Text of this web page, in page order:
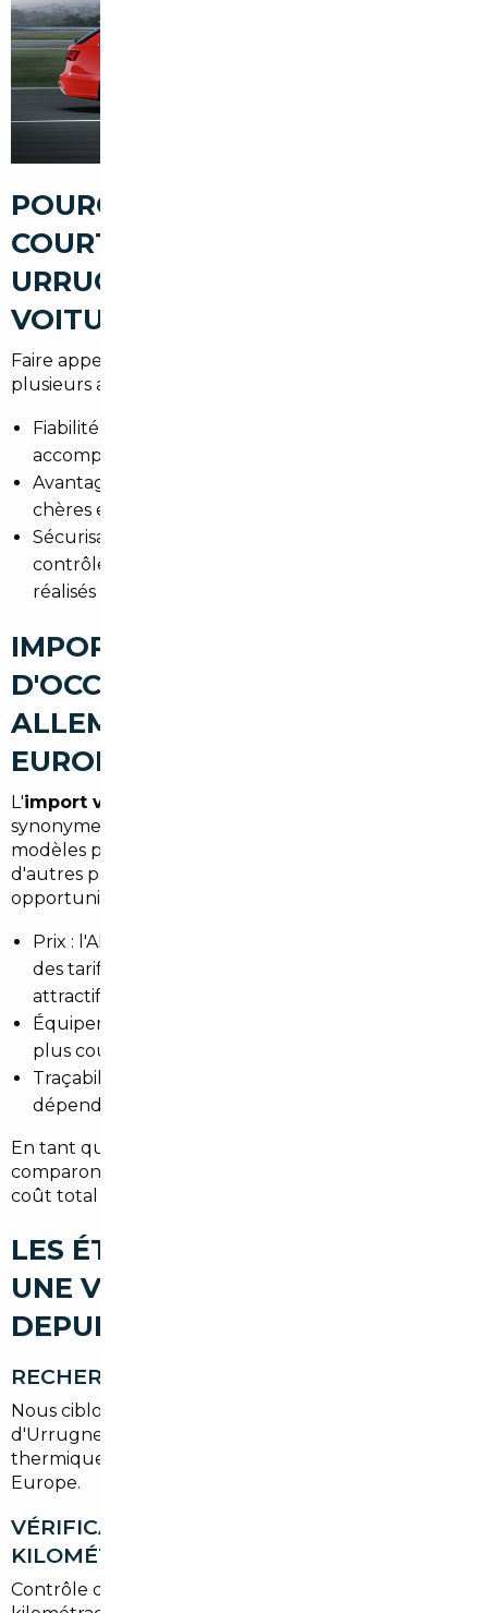
POURQUOI PASSER PAR UN
COURTIER AUTOMOBILE À
URRUGNE POUR ACHETER UNE
VOITURE D'OCCASION
Faire appel à un professionnel local présente
plusieurs avantages clairs :
Fiabilité : sélection de véhicules contrôlés et
accompagnement des vérifications techniques.
Avantages financiers : accès à des voitures moins
chères en Europe grâce au réseau de partenaires.
Sécurisation administrative : TVA, certificats,
contrôle technique et formalités d'immatriculation
réalisés par un expert.
IMPORT DE VOITURES
D'OCCASION À URRUGNE :
ALLEMAGNE, BELGIQUE ET
EUROPE
L'import voiture Allemagne Urrugne
synonyme de bonnes affaires, surtout pour les
modèles premium et diesel récents. La Belgique et
d'autres pays européens offrent également des
opportunités. Différences principales :
Prix : l'Allemagne et la Belgique peuvent proposer
des tarifs inférieurs pour des kilométrages
attractifs.
Équipements : certaines finitions et options sont
plus courantes selon les marchés.
Traçabilité : historique complet possible mais
dépend du suivi local et du mandataire.
En tant que
comparons les offres européennes et optimisons le
coût total (achat, transport, taxes).
LES ÉTAPES POUR IMPORTER
UNE VOITURE D'OCCASION
DEPUIS URRUGNE
RECHERCHE DU VÉHICULE
Nous ciblons vos critères (budget, usages autour
d'Urrugne et Biarritz, préférence hybride ou
thermique) puis repérons les annonces fiables en
Europe.
VÉRIFICATION HISTORIQUE ET
KILOMÉTRAGE
Contrôle des documents, coerences des